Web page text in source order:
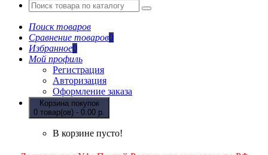
Поиск товаров
Сравнение товаров0
Избранное0
Мой профиль
Регистрация
Авторизация
Оформление заказа
Корзина покупок
0 товар(ов) - 0.00 р.
В корзине пусто!